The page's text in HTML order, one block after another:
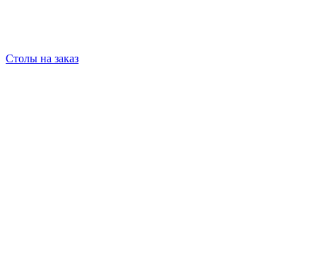
Столы на заказ